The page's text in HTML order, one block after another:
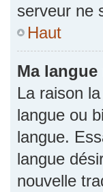
serveur ne
Haut
Ma langue
La raison
langue ou
langue.
langue
nouvelle